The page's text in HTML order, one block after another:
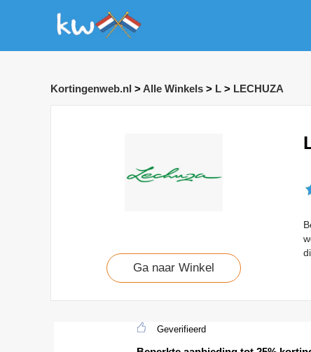
Kortingenweb.nl > Alle Winkels > L > LECHUZA
Ga naar Winkel
Geverifieerd